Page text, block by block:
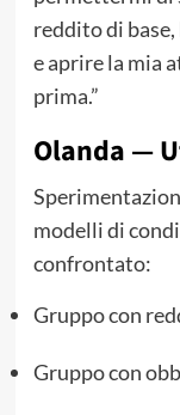
reddito di
e aprire la mia
prima.”
Olanda —
modelli di
confrontato:
Gruppo con
Gruppo con